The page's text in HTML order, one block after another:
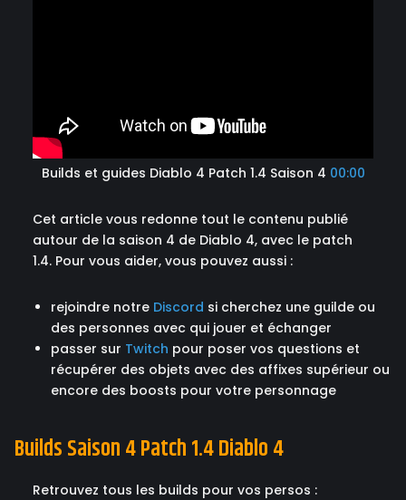
Builds et guides Diablo 4 Patch 1.4 Saison 4 00:00
Cet article vous redonne tout le contenu publié
autour de la saison 4 de Diablo 4, avec le patch
1.4. Pour vous aider, vous pouvez aussi :
rejoindre notre Discord si cherchez une guilde ou
des personnes avec qui jouer et échanger
passer sur Twitch pour poser vos questions et
récupérer des objets avec des affixes supérieur ou
encore des boosts pour votre personnage
Builds Saison 4 Patch 1.4 Diablo 4
Retrouvez tous les builds pour vos persos :